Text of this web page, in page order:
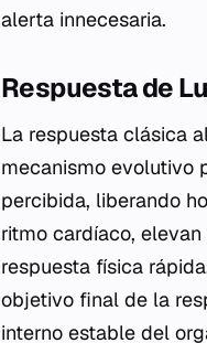
alerta innecesaria.
Respuesta de
La respuesta clásica
mecanismo evolutivo
percibida, liberando
ritmo cardíaco,
respuesta física
objetivo final de la
interno estable del